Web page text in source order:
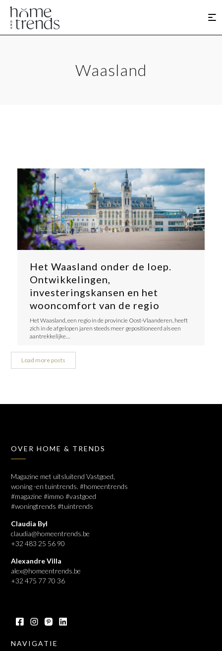
Waasland
Het Waasland onder de loep.
Ontwikkelingen,
investeringskansen en het
wooncomfort van de regio
​Het Waasland, een regio in de provincie Oost-Vlaanderen, heeft
zich in de afgelopen jaren steeds meer gepositioneerd als een
aantrekkelijke…
Load more posts
OVER HOME & TRENDS
Magazine met uitsluitend Vastgoed,
woning -en tuintrends. #homeentrends
#magazine #immo #vastgoed
#woningtrends #tuintrends
Claudia Byl
claudia@homeentrends.be
+32 483 25 56 90
Alexandre Villa
alex@homeentrends.be
+32 475 77 70 36
NAVIGATIE